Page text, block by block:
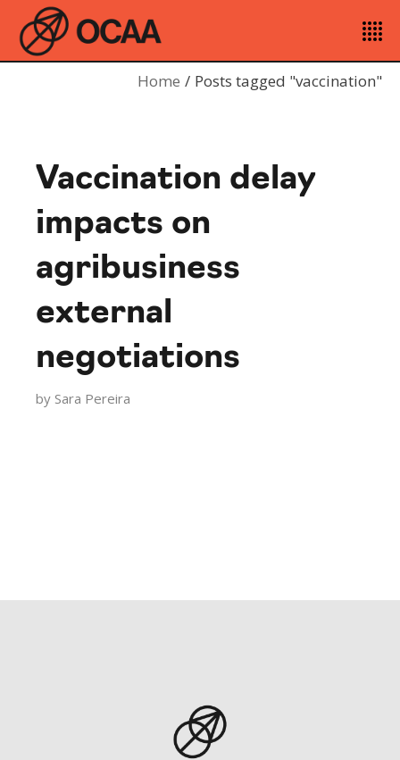
Home Posts tagged "vaccination"
Vaccination delay
impacts on
agribusiness
external
negotiations
by Sara Pereira